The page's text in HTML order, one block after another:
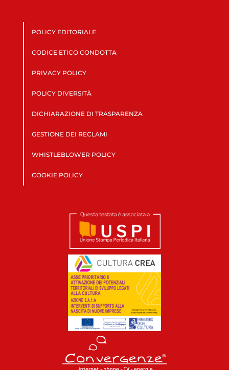
POLICY EDITORIALE
CODICE ETICO CONDOTTA
PRIVACY POLICY
POLICY DIVERSITÀ
DICHIARAZIONE DI TRASPARENZA
GESTIONE DEI RECLAMI
WHISTLEBLOWER POLICY
COOKIE POLICY